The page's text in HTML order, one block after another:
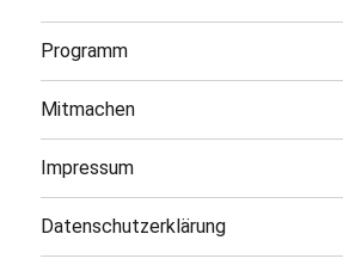
Programm
Mitmachen
Impressum
Datenschutzerklärung